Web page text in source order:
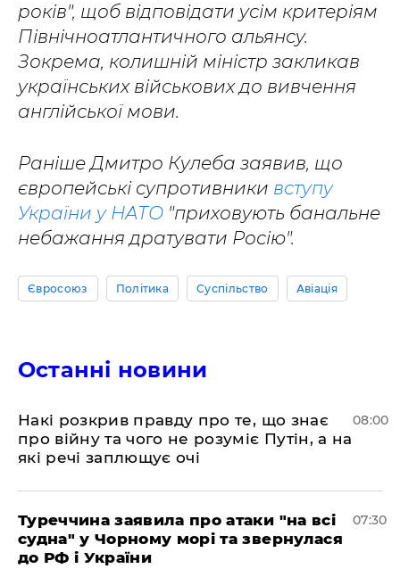
років", щоб відповідати усім критеріям
Північноатлантичного альянсу.
Зокрема, колишній міністр закликав
українських військових до вивчення
англійської мови.
Раніше Дмитро Кулеба заявив, що
європейські супротивники вступу
України у НАТО "приховують банальне
небажання дратувати Росію".
Євросоюз Політика Суспільство Авіація
Останні новини
Накі розкрив правду про те, що знає
про війну та чого не розуміє Путін, а на
які речі заплющує очі
08:00
Туреччина заявила про атаки "на всі
судна" у Чорному морі та звернулася
до РФ і України
07:30